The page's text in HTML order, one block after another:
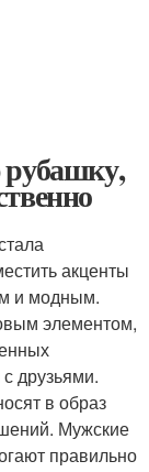
акценты
и модным.
элементом,
друзьями.
в образ
Мужские
правильно